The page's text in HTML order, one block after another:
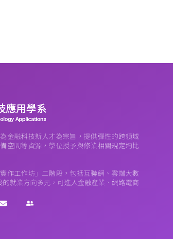
金融科技新人才為宗旨，提供彈性的跨領域
空間等資源，學位授予與修業相關規定均比
作工作坊」二階段，包括互聯網、雲端大數
就業方向多元，可進入金融產業、網路電商